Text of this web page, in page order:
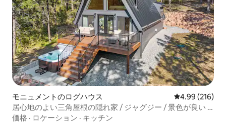
モニュメントのログハウス レビュー216
4.99 (216)
居心地のよい三角屋根の隠れ家 / ジャグジー / 景色が良い /
コロラド州モニュメント
価格 · ロケーション · キッチン